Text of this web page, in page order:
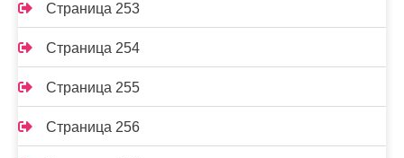
Страница 253
Страница 254
Страница 255
Страница 256